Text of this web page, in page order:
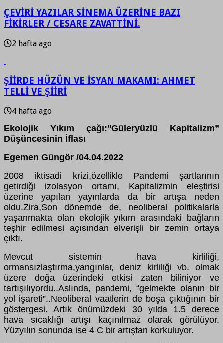
ÇEVİRİ YAZILAR SİNEMA ÜZERİNE BAZI
FİKİRLER / CESARE ZAVATTİNİ.
2 hafta ago
ŞİİRDE HÜZÜN VE İSYAN MAKAMI: AHMET
TELLİ VE ŞİİRİ
4 hafta ago
Ekolojik Yıkım çağı:”Güleryüzlü Kapitalizm”
Düşüncesinin İflası
Egemen Güngör /04.04.2022
2008 iktisadi krizi,özellikle Pandemi şartlarının
getirdiği izolasyon ortamı, Kapitalizmin eleştirisi
üzerine yapılan yayınlarda da bir artışa neden
oldu.Zira,Son dönemde de, neoliberal politikalarla
yaşanmakta olan ekolojik yıkım arasındaki bağların
teşhir edilmesi açısından elverişli bir zemin ortaya
çıktı.
Mevcut sistemin hava kirliliği,
ormansızlaştırma,yangınlar, deniz kirliliği vb. olmak
üzere doğa üzerindeki etkisi zaten biliniyor ve
tartışılıyordu..Aslında, pandemi, “gelmekte olanın bir
yol işareti”..Neoliberal vaatlerin de boşa çıktığının bir
göstergesi. Artık önümüzdeki 30 yılda 1.5 derece
hava sıcaklığı artışı kaçınılmaz olarak görülüyor.
Yüzyılın sonunda ise 4 C bir artıştan korkuluyor.